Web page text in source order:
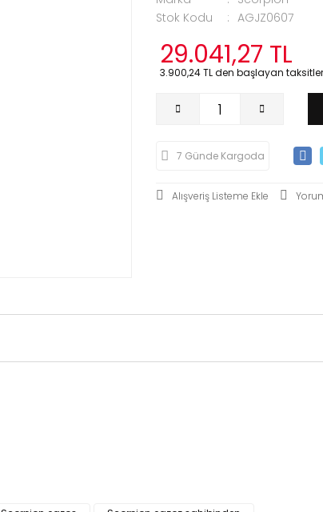
Stok Kodu
AGJZ0607
29.041,27 TL
3.900,24 TL den başlayan
7 Günde Kargoda